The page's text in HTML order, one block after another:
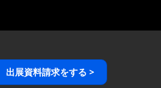
出展資料請求をする >